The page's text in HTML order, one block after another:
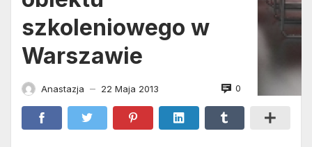
szkoleniowego w
Warszawie
Anastazja — 22 Maja 2013 0